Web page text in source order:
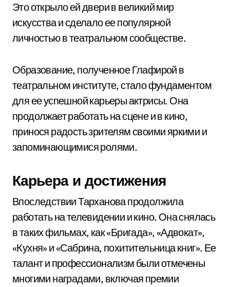
Это открыло ей двери в великий мир
искусства и сделало ее популярной
личностью в театральном сообществе.
Образование, полученное Глафирой в
театральном институте, стало фундаментом
для ее успешной карьеры актрисы. Она
продолжает работать на сцене и в кино,
принося радость зрителям своими яркими и
запоминающимися ролями.
Карьера и достижения
Впоследствии Тарханова продолжила
работать на телевидении и кино. Она снялась
в таких фильмах, как «Бригада», «Адвокат»,
«Кухня» и «Сабрина, похитительница книг». Ее
талант и профессионализм были отмечены
многими наградами, включая премии